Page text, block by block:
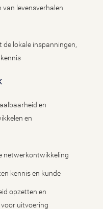
van levensverhalen
lokale inspanningen,
en
en
netwerkontwikkeling
kennis en kunde
opzetten en
uitvoering